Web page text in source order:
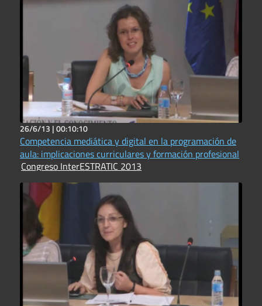
26/6/13 |00:10:10
Competencia mediática y digital en la programación de
aula: implicaciones curriculares y formación profesional
Congreso InterESTRATIC 2013